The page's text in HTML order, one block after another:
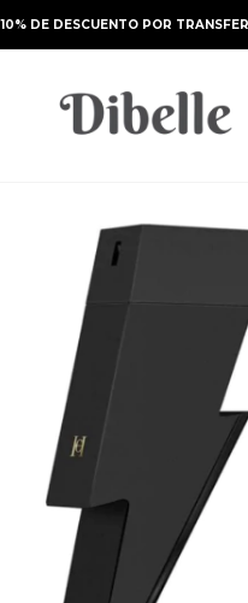
10% DE DESCUENTO POR